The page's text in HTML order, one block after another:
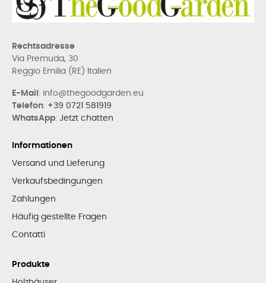
Rechtsadresse
Via Premuda, 30
Reggio Emilia (RE) Italien
E-Mail : info@thegoodgarden.eu
Telefon: +39 0721 581919
WhatsApp: Jetzt chatten
Informationen
Versand und Lieferung
Verkaufsbedingungen
Zahlungen
Häufig gestellte Fragen
Contatti
Produkte